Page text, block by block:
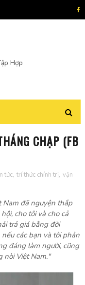
Hợp
CHẠP (FB
tức, trí thức chính trị, vận
Nam đã nguyện thắp
cho tôi và cho cả
trả giá bằng đời
các bạn và tôi phản
đáng làm người, cũng
nòi Việt Nam."